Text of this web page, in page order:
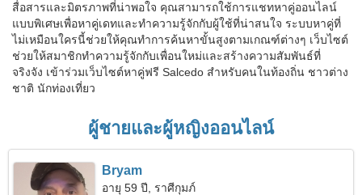
สื่อสารและมิตรภาพที่น่าพอใจ คุณสามารถใช้การแชทหาคู่ออนไลน์
แบบพิเศษเพื่อหาคู่เดทและทำความรู้จักกับผู้ใช้ที่น่าสนใจ ระบบหาคู่ที่
ไม่เหมือนใครนี้ช่วยให้คุณทำการค้นหาขั้นสูงตามเกณฑ์ต่างๆ เว็บไซต์
ช่วยให้สมาชิกทำความรู้จักกับเพื่อนใหม่และสร้างความสัมพันธ์ที่
จริงจัง เข้าร่วมเว็บไซต์หาคู่ฟรี Salcedo สำหรับคนในท้องถิ่น ชาวต่าง
ชาติ นักท่องเที่ยว
ผู้ชายและผู้หญิงออนไลน์
Bryam
อายุ 59 ปี, ราศีกุมภ์